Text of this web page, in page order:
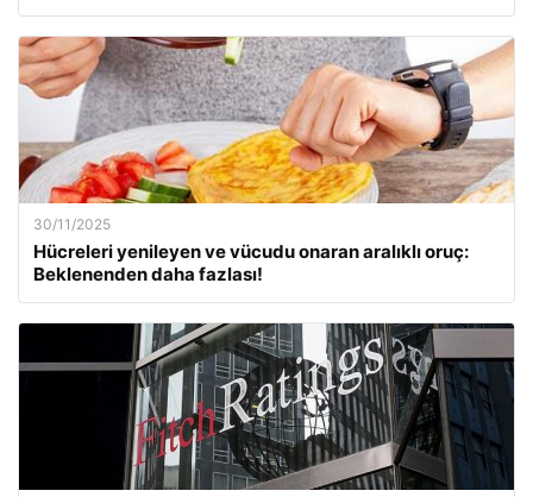
30/11/2025
Hücreleri yenileyen ve vücudu onaran aralıklı oruç:
Beklenenden daha fazlası!